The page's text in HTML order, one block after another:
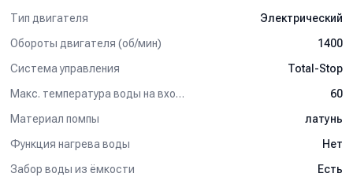
Тип двигателя
Электрический
Обороты двигателя (об/мин)
1400
Система управления
Total-Stop
Макс. температура воды на входе (°C)
60
Материал помпы
латунь
Функция нагрева воды
Нет
Забор воды из ёмкости
Есть